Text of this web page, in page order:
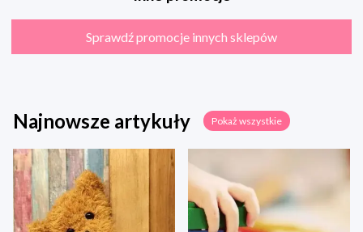
Sprawdź promocje innych sklepów
Najnowsze artykuły Pokaż wszystkie